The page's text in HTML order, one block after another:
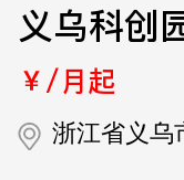
义乌科创
￥/月起
浙江省义乌